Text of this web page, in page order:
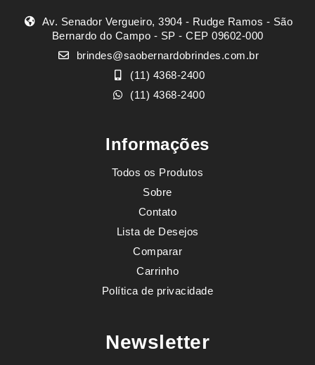
Av. Senador Vergueiro, 3904 - Rudge Ramos - São
Bernardo do Campo - SP - CEP 09602-000
brindes@saobernardobrindes.com.br
(11) 4368-2400
(11) 4368-2400
Informações
Todos os Produtos
Sobre
Contato
Lista de Desejos
Comparar
Carrinho
Política de privacidade
Newsletter